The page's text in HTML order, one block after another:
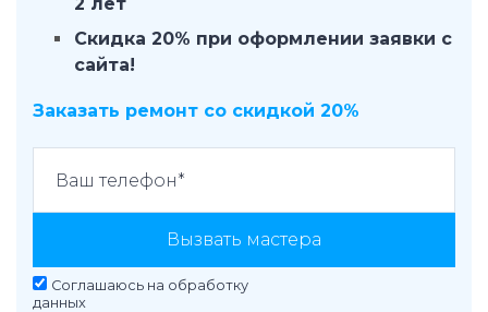
Скидка 20% при оформлении заявки с
сайта!
Заказать ремонт со скидкой 20%
Вызвать мастера
Соглашаюсь на обработку
данных